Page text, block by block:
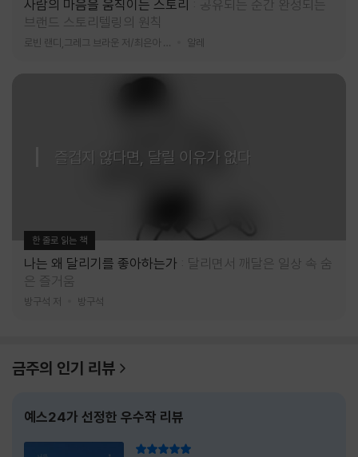
사람의 마음을 움직이는 스토리
공유되는 순간 완성되는
브랜드 스토리텔링의 원칙
알레
즐겁지 않다면, 달릴 이유가 없다
한 줄로 읽는 책
나는 왜 달리기를 좋아하는가
달리면서 깨달은 일상 속 숨
은 즐거움
방구석 저 방구석
금주의 인기 리뷰
예스24가 선정한 우수작 리뷰